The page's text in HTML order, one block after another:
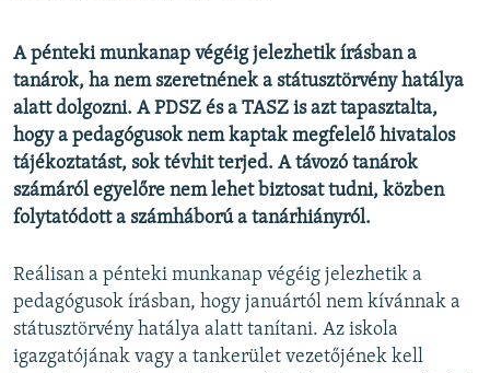
Valamennyi RFE/RL weboldal
A pénteki munkanap végéig jelezhetik írásban a
tanárok, ha nem szeretnének a státusztörvény hatálya
alatt dolgozni. A PDSZ és a TASZ is azt tapasztalta,
hogy a pedagógusok nem kaptak megfelelő hivatalos
tájékoztatást, sok tévhit terjed. A távozó tanárok
számáról egyelőre nem lehet biztosat tudni, közben
folytatódott a számháború a tanárhiányról.
Reálisan a pénteki munkanap végéig jelezhetik a
pedagógusok írásban, hogy januártól nem kívánnak a
státusztörvény hatálya alatt tanítani. Az iskola
igazgatójának vagy a tankerület vezetőjének kell